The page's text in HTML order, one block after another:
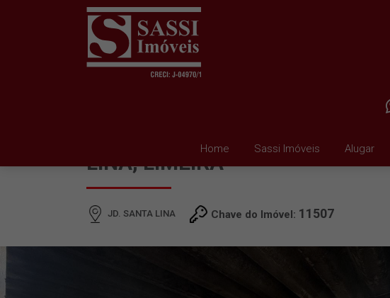
Home Sassi Imóveis Alugar
LINA, LIMEIRA
JD. SANTA LINA Chave do Imóvel: 11507